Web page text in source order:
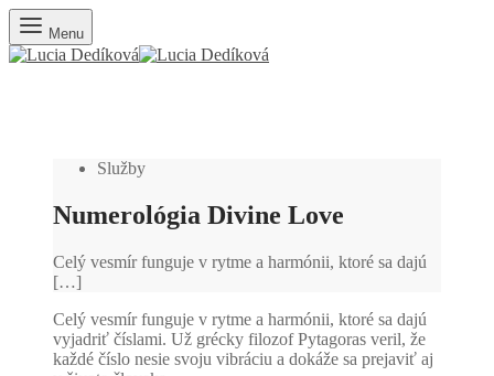
Menu
Služby
Numerológia Divine Love
Celý vesmír funguje v rytme a harmónii, ktoré sa dajú
[…]
Celý vesmír funguje v rytme a harmónii, ktoré sa dajú
vyjadriť číslami. Už grécky filozof Pytagoras veril, že
každé číslo nesie svoju vibráciu a dokáže sa prejaviť aj